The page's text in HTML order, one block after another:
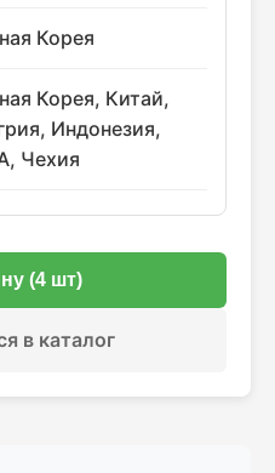
Корея
Корея, Китай,
Индонезия,
Чехия
(4 шт)
в каталог